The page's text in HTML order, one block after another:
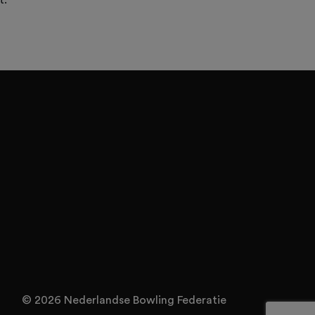
© 2026 Nederlandse Bowling Federatie